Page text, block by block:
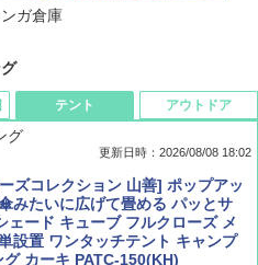
ガ倉庫
-パル) 2026年 9 月号【特別付録:
マル"旅"財布 ランダム2種】
歩き方 チェンマイ タイ北部の魅
～2027 地球の歩き方D アジア
テント
グ
更新日時：2026/08/08 18:02
ズコレクション 山善] ポップアッ
みたいに広げて畳める パッとサ
ェード キューブ フルクローズ メ
設置 ワンタッチテント キャンプ
カーキ PATC-150(KH)
アウトドア